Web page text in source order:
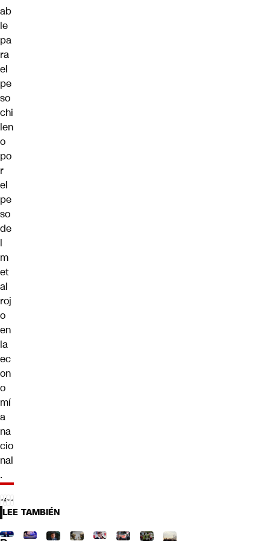
ab
le
pa
ra
el
pe
so
chi
len
o
po
r
el
pe
so
de
l
m
et
al
roj
o
en
la
ec
on
o
mí
a
na
cio
nal
.
LEE TAMBIÉN